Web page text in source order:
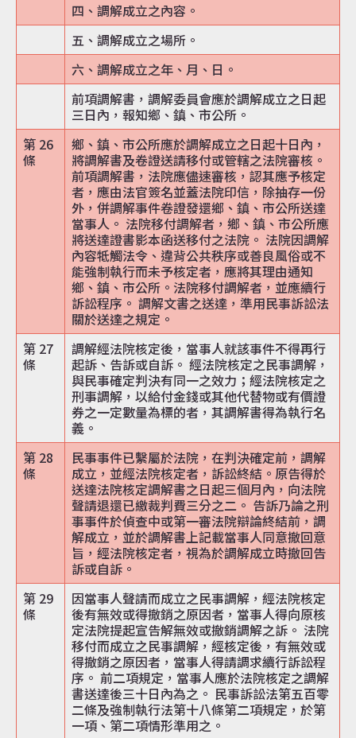
四、調解成立之內容。
五、調解成立之場所。
六、調解成立之年、月、日。
前項調解書，調解委員會應於調解成立之日起
三日內，報知鄉、鎮、市公所。
第 26
條
鄉、鎮、市公所應於調解成立之日起十日內，
將調解書及卷證送請移付或管轄之法院審核。
前項調解書，法院應儘速審核，認其應予核定
者，應由法官簽名並蓋法院印信，除抽存一份
外，併調解事件卷證發還鄉、鎮、市公所送達
當事人。 法院移付調解者，鄉、鎮、市公所應
將送達證書影本函送移付之法院。 法院因調解
內容牴觸法令、違背公共秩序或善良風俗或不
能強制執行而未予核定者，應將其理由通知
鄉、鎮、市公所。法院移付調解者，並應續行
訴訟程序。 調解文書之送達，準用民事訴訟法
關於送達之規定。
第 27
條
調解經法院核定後，當事人就該事件不得再行
起訴、告訴或自訴。 經法院核定之民事調解，
與民事確定判決有同一之效力；經法院核定之
刑事調解，以給付金錢或其他代替物或有價證
券之一定數量為標的者，其調解書得為執行名
義。
第 28
條
民事事件已繫屬於法院，在判決確定前，調解
成立，並經法院核定者，訴訟終結。原告得於
送達法院核定調解書之日起三個月內，向法院
聲請退還已繳裁判費三分之二。 告訴乃論之刑
事事件於偵查中或第一審法院辯論終結前，調
解成立，並於調解書上記載當事人同意撤回意
旨，經法院核定者，視為於調解成立時撤回告
訴或自訴。
第 29
條
因當事人聲請而成立之民事調解，經法院核定
後有無效或得撤銷之原因者，當事人得向原核
定法院提起宣告解無效或撤銷調解之訴。 法院
移付而成立之民事調解，經核定後，有無效或
得撤銷之原因者，當事人得請調求續行訴訟程
序。 前二項規定，當事人應於法院核定之調解
書送達後三十日內為之。 民事訴訟法第五百零
二條及強制執行法第十八條第二項規定，於第
一項、第二項情形準用之。